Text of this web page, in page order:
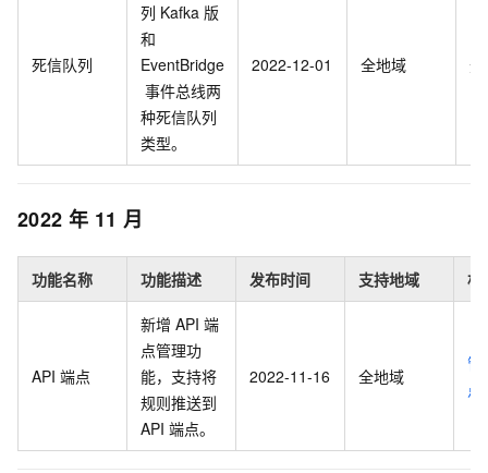
死信队列
列 Kafka 版
和
EventBridge
事件总线两
种死信队列
类型。
2022-12-01 全地域 无
2022 年 11 月
功能名称 功能描述 发布时间 支持地域 相
API 端点
新增 API 端
点管理功
能，支持将
规则推送到
API 端点。
2022-11-16 全地域
管
点